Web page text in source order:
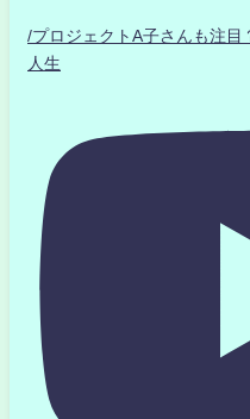
/プロジェクトA子さんも注
人生